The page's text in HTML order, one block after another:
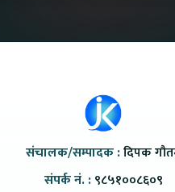
संचालक/सम्पादक :दिपक
संपर्क नं. : ९८५१००८६०९